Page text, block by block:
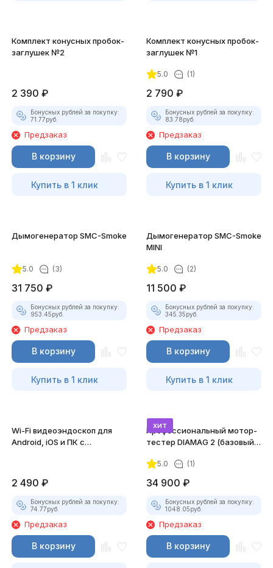
Комплект конусных пробок-
заглушек №2
2 390 ₽
Бонусных рублей за покупку:
71.77руб.
Предзаказ
В корзину
Купить в 1 клик
Комплект конусных пробок-
заглушек №1
5.0 (1)
2 790 ₽
Бонусных рублей за покупку:
83.78руб.
Предзаказ
В корзину
Купить в 1 клик
Дымогенератор SMC-Smoke
5.0 (3)
31 750 ₽
Бонусных рублей за покупку:
953.45руб.
Предзаказ
В корзину
Купить в 1 клик
Дымогенератор SMC-Smoke
MINI
5.0 (2)
11 500 ₽
Бонусных рублей за покупку:
345.35руб.
Предзаказ
В корзину
Купить в 1 клик
Wi-Fi видеоэндоскоп для
Android, iOS и ПК с
2 490 ₽
Бонусных рублей за покупку:
74.77руб.
Предзаказ
В корзину
хит
Профессиональный мотор-
тестер DIAMAG 2 (базовый
5.0 (1)
34 900 ₽
Бонусных рублей за покупку:
1048.05руб.
Предзаказ
В корзину